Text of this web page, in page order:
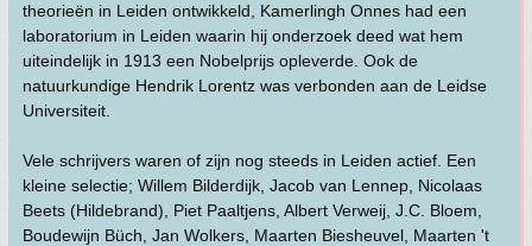
theorieën in Leiden ontwikkeld, Kamerlingh Onnes had een
laboratorium in Leiden waarin hij onderzoek deed wat hem
uiteindelijk in 1913 een Nobelprijs opleverde. Ook de
natuurkundige Hendrik Lorentz was verbonden aan de Leidse
Universiteit.
Vele schrijvers waren of zijn nog steeds in Leiden actief. Een
kleine selectie; Willem Bilderdijk, Jacob van Lennep, Nicolaas
Beets (Hildebrand), Piet Paaltjens, Albert Verweij, J.C. Bloem,
Boudewijn Büch, Jan Wolkers, Maarten Biesheuvel, Maarten 't